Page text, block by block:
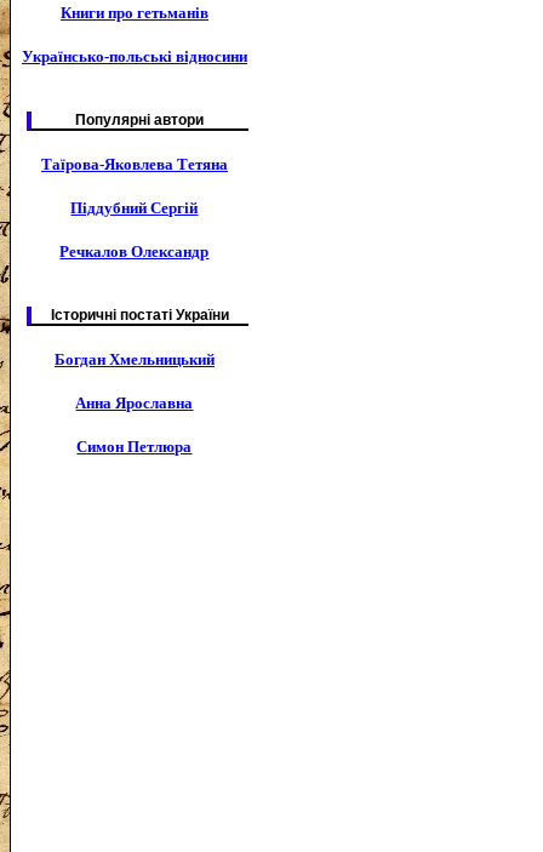
Книги про гетьманів
Українсько-польські відносини
Популярні автори
Таїрова-Яковлева Тетяна
Піддубний Сергій
Речкалов Олександр
Історичні постаті України
Богдан Хмельницький
Анна Ярославна
Симон Петлюра